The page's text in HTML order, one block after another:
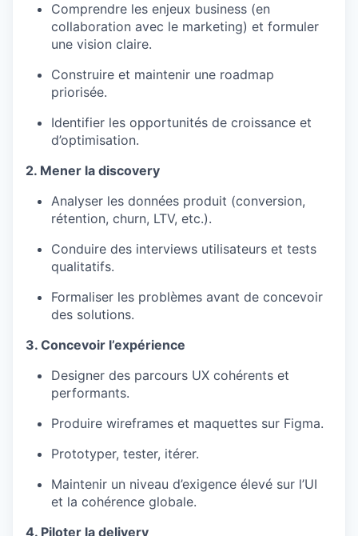
Comprendre les enjeux business (en
collaboration avec le marketing) et formuler
une vision claire.
Construire et maintenir une roadmap
priorisée.
Identifier les opportunités de croissance et
d’optimisation.
2. Mener la discovery
Analyser les données produit (conversion,
rétention, churn, LTV, etc.).
Conduire des interviews utilisateurs et tests
qualitatifs.
Formaliser les problèmes avant de concevoir
des solutions.
3. Concevoir l’expérience
Designer des parcours UX cohérents et
performants.
Produire wireframes et maquettes sur Figma.
Prototyper, tester, itérer.
Maintenir un niveau d’exigence élevé sur l’UI
et la cohérence globale.
4. Piloter la delivery